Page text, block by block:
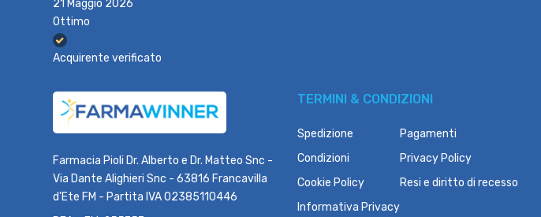
21 Maggio 2026
Ottimo
Acquirente verificato
Farmacia Pioli Dr. Alberto e Dr. Matteo Snc -
Via Dante Alighieri Snc - 63816 Francavilla
d'Ete FM - Partita IVA 02385110446
TERMINI & CONDIZIONI
Spedizione
Pagamenti
Condizioni
Privacy Policy
Cookie Policy
Resi e diritto di recesso
Informativa Privacy